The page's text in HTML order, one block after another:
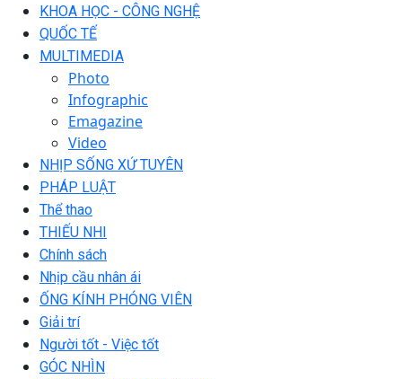
KHOA HỌC - CÔNG NGHỆ
QUỐC TẾ
MULTIMEDIA
Photo
Infographic
Emagazine
Video
NHỊP SỐNG XỨ TUYÊN
PHÁP LUẬT
Thể thao
THIẾU NHI
Chính sách
Nhịp cầu nhân ái
ỐNG KÍNH PHÓNG VIÊN
Giải trí
Người tốt - Việc tốt
GÓC NHÌN